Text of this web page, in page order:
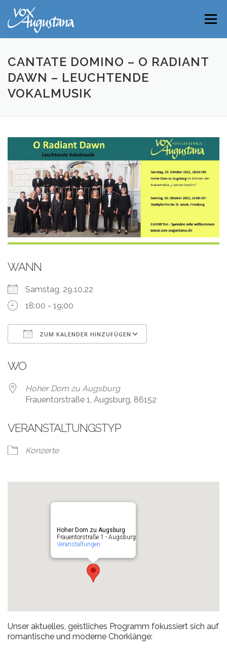
Inhalt
Menü
CANTATE DOMINO – O RADIANT
DAWN – LEUCHTENDE
VOKALMUSIK
WANN
Samstag, 29.10.22
18:00 - 19:00
ZUM KALENDER HINZUFÜGEN
WO
Hoher Dom zu Augsburg
Frauentorstraße 1, Augsburg, 86152
VERANSTALTUNGSTYP
Konzerte
Hoher Dom zu Augsburg
Frauentorstraße 1 - Augsburg
Veranstaltungen
Unser aktuelles, geistliches Programm fokussiert sich auf
romantische und moderne Chorklänge: